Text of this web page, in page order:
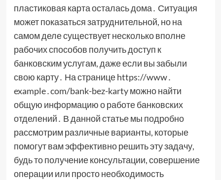
пластиковая карта осталась дома․ Ситуация
может показаться затруднительной, но на
самом деле существует несколько вполне
рабочих способов получить доступ к
банковским услугам, даже если вы забыли
свою карту․ На странице https://www․
example․com/bank-bez-karty можно найти
общую информацию о работе банковских
отделений․ В данной статье мы подробно
рассмотрим различные варианты, которые
помогут вам эффективно решить эту задачу,
будь то получение консультации, совершение
операции или просто необходимость